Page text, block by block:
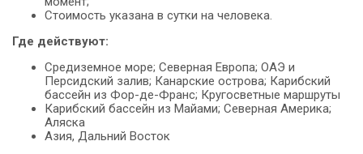
Стоимость указана в сутки на человека.
Где действуют:
Средиземное море; Северная Европа; ОАЭ и
Персидский залив; Канарские острова; Карибский
бассейн из Фор-де-Франс; Кругосветные маршруты
Карибский бассейн из Майами; Северная Америка;
Аляска
Азия, Дальний Восток